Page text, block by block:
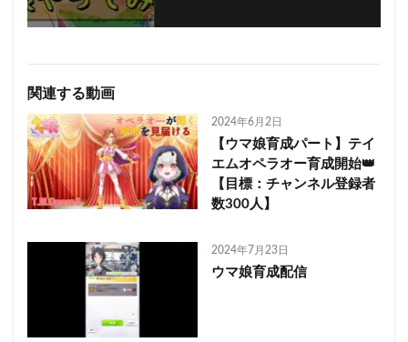
関連する動画
2024年6月2日
【ウマ娘育成パート】テイ
エムオペラオー育成開始👑
【目標：チャンネル登録者
数300人】
2024年7月23日
ウマ娘育成配信